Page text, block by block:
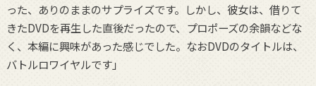
った、ありのままのサプライズです。しかし、彼女は、借りて
きたDVDを再生した直後だったので、プロポーズの余韻などな
く、本編に興味があった感じでした。なおDVDのタイトルは、
バトルロワイヤルです」